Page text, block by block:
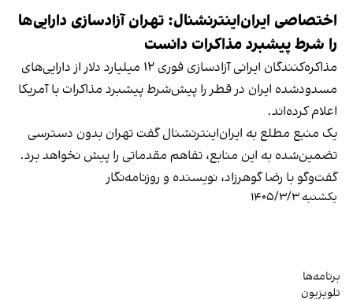
اختصاصی ایران‌اینترنشنال: تهران آزادسازی دارایی‌ها
را شرط پیشبرد مذاکرات دانست
مذاکره‌کنندگان ایرانی آزادسازی فوری ۱۲ میلیارد دلار از دارایی‌های
مسدودشده ایران در قطر را پیش‌شرط پیشبرد مذاکرات با آمریکا
اعلام کرده‌اند.
یک منبع مطلع به ایران‌اینترنشنال گفت تهران بدون دسترسی
تضمین‌شده به این منابع، تفاهم مقدماتی را پیش نخواهد برد.
گفت‌وگو با رضا گوهرزاد، نویسنده و روزنامه‌نگار
یکشنبه ۱۴۰۵/۳/۳
برنامه‌ها
تلویزیون